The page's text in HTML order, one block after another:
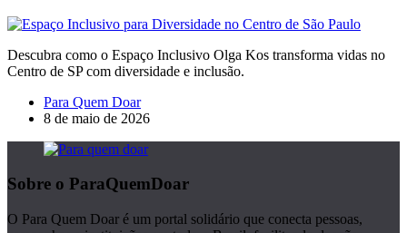
Descubra como o Espaço Inclusivo Olga Kos transforma vidas no
Centro de SP com diversidade e inclusão.
Para Quem Doar
8 de maio de 2026
Sobre o ParaQuemDoar
O Para Quem Doar é um portal solidário que conecta pessoas,